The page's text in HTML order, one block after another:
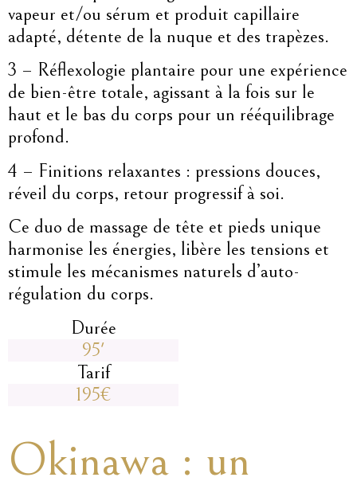
vapeur et/ou sérum et produit capillaire
adapté, détente de la nuque et des trapèzes.
3 – Réflexologie plantaire pour une expérience
de bien-être totale, agissant à la fois sur le
haut et le bas du corps pour un rééquilibrage
profond.
4 – Finitions relaxantes : pressions douces,
réveil du corps, retour progressif à soi.
Ce duo de massage de tête et pieds unique
harmonise les énergies, libère les tensions et
stimule les mécanismes naturels d’auto-
régulation du corps.
Tarif
Durée
95'
195€
Okinawa : un